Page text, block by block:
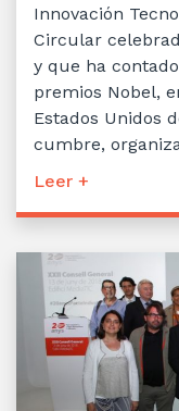
Innovación
Circular
y que ha
premios Nobel,
Estados Unidos
cumbre,
Leer +